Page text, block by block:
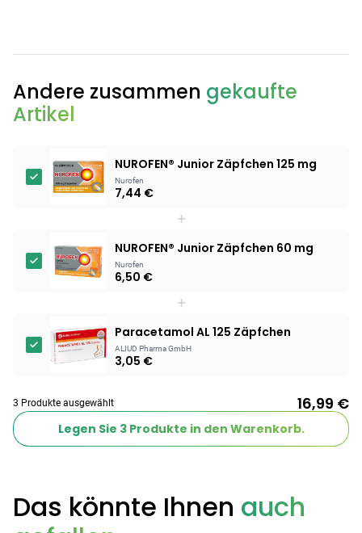
Andere zusammen gekaufte
Artikel
NUROFEN® Junior Zäpfchen 125 mg
Nurofen
7,44 €
+
NUROFEN® Junior Zäpfchen 60 mg
Nurofen
6,50 €
+
Paracetamol AL 125 Zäpfchen
ALIUD Pharma GmbH
3,05 €
3 Produkte ausgewählt 16,99 €
Legen Sie 3Produkte in den Warenkorb.
Das könnte Ihnen auch